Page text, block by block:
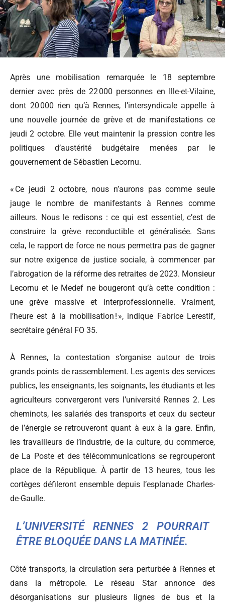
Après une mobilisation remarquée le 18 septembre
dernier avec près de 22 000 personnes en Ille-et-Vilaine,
dont 20 000 rien qu’à Rennes, l’intersyndicale appelle à
une nouvelle journée de grève et de manifestations ce
jeudi 2 octobre. Elle veut maintenir la pression contre les
politiques d’austérité budgétaire menées par le
gouvernement de Sébastien Lecornu.
« Ce jeudi 2 octobre, nous n’aurons pas comme seule
jauge le nombre de manifestants à Rennes comme
ailleurs. Nous le redisons : ce qui est essentiel, c’est de
construire la grève reconductible et généralisée. Sans
cela, le rapport de force ne nous permettra pas de gagner
sur notre exigence de justice sociale, à commencer par
l’abrogation de la réforme des retraites de 2023. Monsieur
Lecornu et le Medef ne bougeront qu’à cette condition :
une grève massive et interprofessionnelle. Vraiment,
l’heure est à la mobilisation ! », indique Fabrice Lerestif,
secrétaire général FO 35.
À Rennes, la contestation s’organise autour de trois
grands points de rassemblement. Les agents des services
publics, les enseignants, les soignants, les étudiants et les
agriculteurs convergeront vers l’université Rennes 2. Les
cheminots, les salariés des transports et ceux du secteur
de l’énergie se retrouveront quant à eux à la gare. Enfin,
les travailleurs de l’industrie, de la culture, du commerce,
de La Poste et des télécommunications se regrouperont
place de la République. À partir de 13 heures, tous les
cortèges défileront ensemble depuis l’esplanade Charles-
de-Gaulle.
L’UNIVERSITÉ RENNES 2 POURRAIT
ÊTRE BLOQUÉE DANS LA MATINÉE.
Côté transports, la circulation sera perturbée à Rennes et
dans la métropole. Le réseau Star annonce des
désorganisations sur plusieurs lignes de bus et la